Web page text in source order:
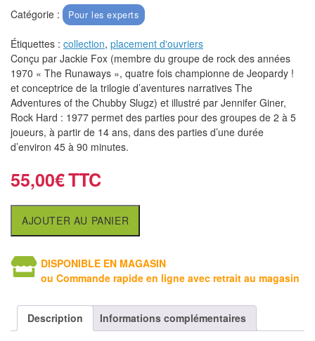
air
Pendules
Echiquier
pour
aveugles
Logiciels
d'échecs
Livres
en
anglais
Livres
en
Tables
Catégorie : Pour les experts
Étiquettes : collection, placement d'ouvriers
Conçu par Jackie Fox (membre du groupe de rock des années
1970 « The Runaways », quatre fois championne de Jeopardy !
et conceptrice de la trilogie d’aventures narratives The
Adventures of the Chubby Slugz) et illustré par Jennifer Giner,
Rock Hard : 1977 permet des parties pour des groupes de 2 à 5
joueurs, à partir de 14 ans, dans des parties d’une durée
d’environ 45 à 90 minutes.
55,00€
AJOUTER AU PANIER
DISPONIBLE EN MAGASIN
ou Commande rapide en ligne avec retrait au magasin
Description Informations complémentaires